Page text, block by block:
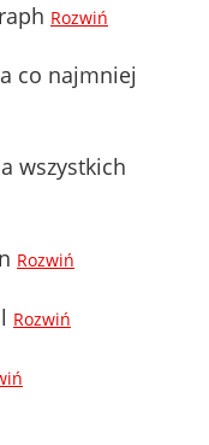
Rozwiń
co najmniej
wszystkich
Rozwiń
Rozwiń